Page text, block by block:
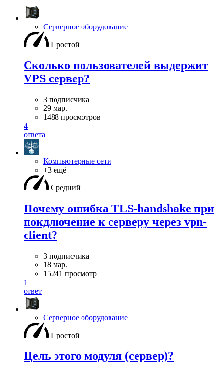
Серверное оборудование
Простой
Сколько пользователей выдержит
VPS сервер?
3 подписчика
29 мар.
1488 просмотров
4
ответа
Компьютерные сети
+3 ещё
Средний
Почему ошибка TLS-handshake при
покдлючение к серверу через vpn-
client?
3 подписчика
18 мар.
15241 просмотр
1
ответ
Серверное оборудование
Простой
Цель этого модуля (сервер)?